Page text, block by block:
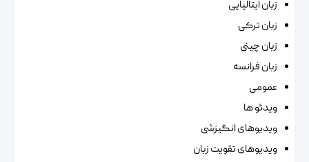
زبان ایتالیایی
زبان ترکی
زبان چینی
زبان فرانسه
عمومی
ویدئو ها
ویدیوهای انگیزشی
ویدیوهای تقویت زبان